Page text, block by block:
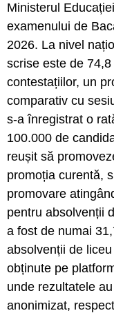
Ministerul
examenului de
2026. La nivel
scrise este de
contestațiilor, un
comparativ cu
s-a înregistrat o
100.000 de
reușit să
promoția curentă,
promovare
pentru absolvenții
a fost de numai
absolvenții de
obținute pe
unde rezultatele
anonimizat,